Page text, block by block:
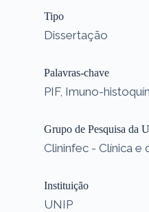
Tipo
Dissertação
Palavras-chave
PIF, Imuno-
Grupo de Pesquisa da
Clininfec - Clínica e
Instituição
UNIP